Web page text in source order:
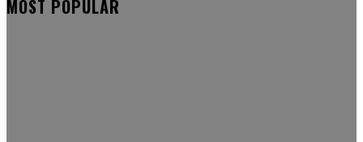
MOST POPULAR